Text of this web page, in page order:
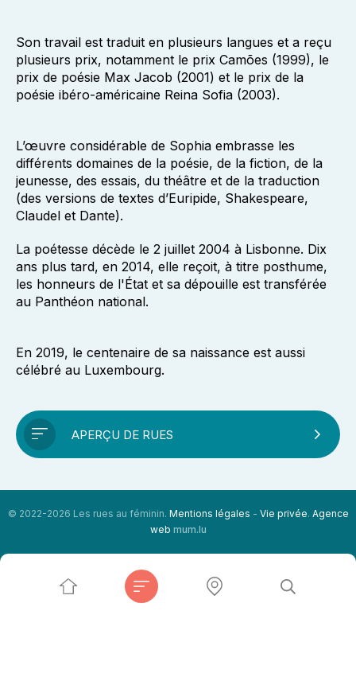
Son travail est traduit en plusieurs langues et a reçu
plusieurs prix, notamment le prix Camões (1999), le
prix de poésie Max Jacob (2001) et le prix de la
poésie ibéro-américaine Reina Sofia (2003).
L’œuvre considérable de Sophia embrasse les
différents domaines de la poésie, de la fiction, de la
jeunesse, des essais, du théâtre et de la traduction
(des versions de textes d’Euripide, Shakespeare,
Claudel et Dante).
La poétesse décède le 2 juillet 2004 à Lisbonne. Dix
ans plus tard, en 2014, elle reçoit, à titre posthume,
les honneurs de l'État et sa dépouille est transférée
au Panthéon national.
En 2019, le centenaire de sa naissance est aussi
célébré au Luxembourg.
APERÇU DE RUES
© 2022-2026 Les rues au féminin. Mentions légales - Vie privée. Agence
web mum.lu